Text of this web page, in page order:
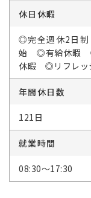
休日休暇
◎完全週休2日
始 ◎有給休暇
休暇 ◎リフレッ
年間休日数
121日
就業時間
08:30～17:30